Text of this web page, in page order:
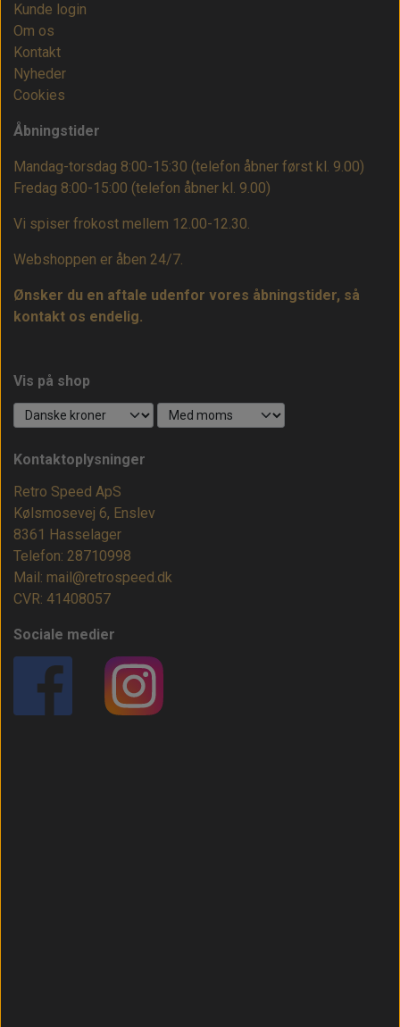
Kunde login
Om os
Kontakt
Nyheder
Cookies
Åbningstider
Mandag-torsdag 8:00-15:30 (telefon åbner først kl. 9.00)
Fredag 8:00-15:00 (telefon åbner kl. 9.00)
Vi spiser frokost mellem 12.00-12.30.
Webshoppen er åben 24/7.
Ønsker du en aftale udenfor vores åbningstider, så
kontakt os endelig.
Vis på shop
Kontaktoplysninger
Retro Speed ApS
Kølsmosevej 6, Enslev
8361 Hasselager
Telefon: 28710998
Mail: mail@retrospeed.dk
CVR: 41408057
Sociale medier